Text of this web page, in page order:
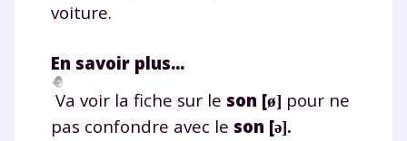
voiture.
En savoir plus...
Va voir la fiche sur le son [ø] pour ne
pas confondre avec le son [ə].